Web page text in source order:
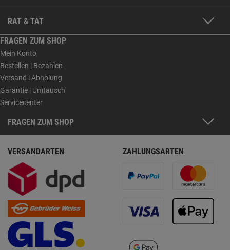
RAT & TAT
FRAGEN ZUM SHOP
Mein Konto
Bestellen | Bezahlen
Versand | Abholung
Garantie | Umtausch
Servicecenter
FRAGEN ZUM SHOP
VERSANDARTEN ZAHLUNGSARTEN